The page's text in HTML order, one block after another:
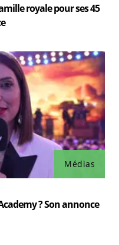
royale pour ses 45
Médias
? Son annonce